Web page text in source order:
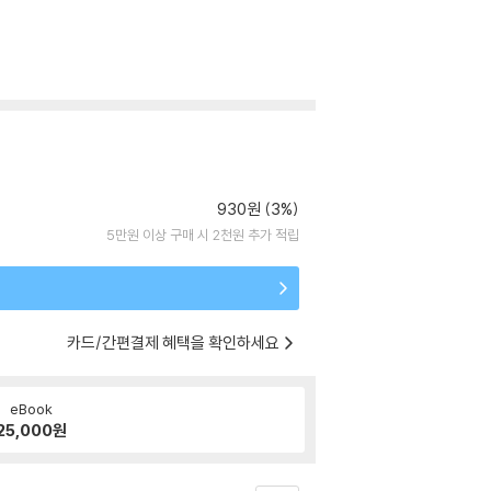
930원 (3%)
5만원 이상 구매 시 2천원 추가 적립
카드/간편결제 혜택을 확인하세요
eBook
원